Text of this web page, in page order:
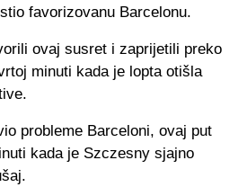
favorizovanu Barcelonu.
ovaj susret i zaprijetili preko
minuti kada je lopta otišla
probleme Barceloni, ovaj put
kada je Szczesny sjajno